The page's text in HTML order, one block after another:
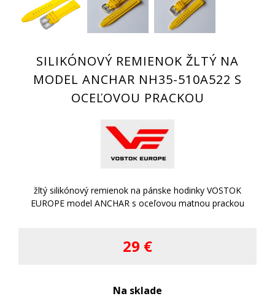
SILIKÓNOVÝ REMIENOK ŽLTÝ NA
MODEL ANCHAR NH35-510A522 S
OCEĽOVOU PRACKOU
žltý silikónový remienok na pánske hodinky VOSTOK
EUROPE model ANCHAR s oceľovou matnou prackou
29 €
Na sklade